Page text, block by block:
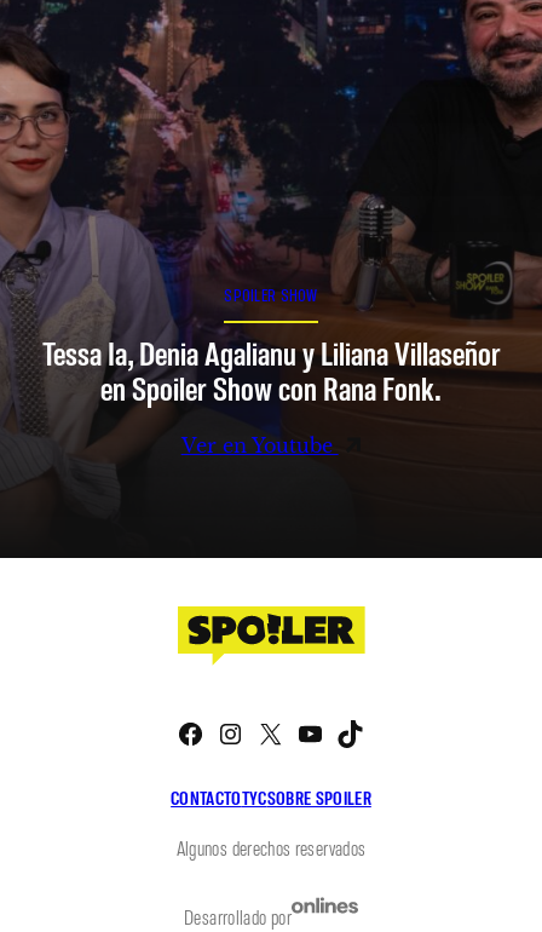
SPOILER SHOW
Tessa Ia, Denia Agalianu y Liliana Villaseñor
en Spoiler Show con Rana Fonk.
Ver en Youtube
CONTACTOTYCSOBRE SPOILER
Facebook
Instagram
X YouTube
Algunos derechos reservados
Desarrollado por